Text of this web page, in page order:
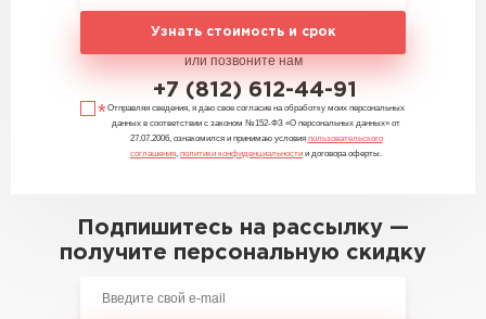
Узнать стоимость и срок
или позвоните нам
+7 (812) 612-44-91
Отправляя сведения, я даю свое согласие на обработку моих персональных
данных в соответствии с законом №152-ФЗ «О персональных данных» от
27.07.2006, ознакомился и принимаю условия пользовательского
соглашения, политики конфиденциальности и договора оферты.
Подпишитесь на рассылку —
получите персональную скидку